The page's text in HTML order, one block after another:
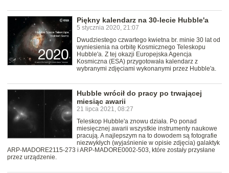
Piękny kalendarz na 30-lecie Hubble'a
5 stycznia 2020, 21:07
Dwudziestego czwartego kwietna br. minie 30 lat od
wyniesienia na orbitę Kosmicznego Teleskopu
Hubble'a. Z tej okazji Europejska Agencja
Kosmiczna (ESA) przygotowała kalendarz z
wybranymi zdjęciami wykonanymi przez Hubble'a.
Hubble wrócił do pracy po trwającej
miesiąc awarii
21 lipca 2021, 08:27
Teleskop Hubble'a znowu działa. Po ponad
miesięcznej awarii wszystkie instrumenty naukowe
pracują. A najlepszym na to dowodem są fotografie
niezwykłych (wyjaśnienie w opisie zdjęcia) galaktyk
ARP-MADORE2115-273 i ARP-MADORE0002-503, które zostały przysłane
przez urządzenie.